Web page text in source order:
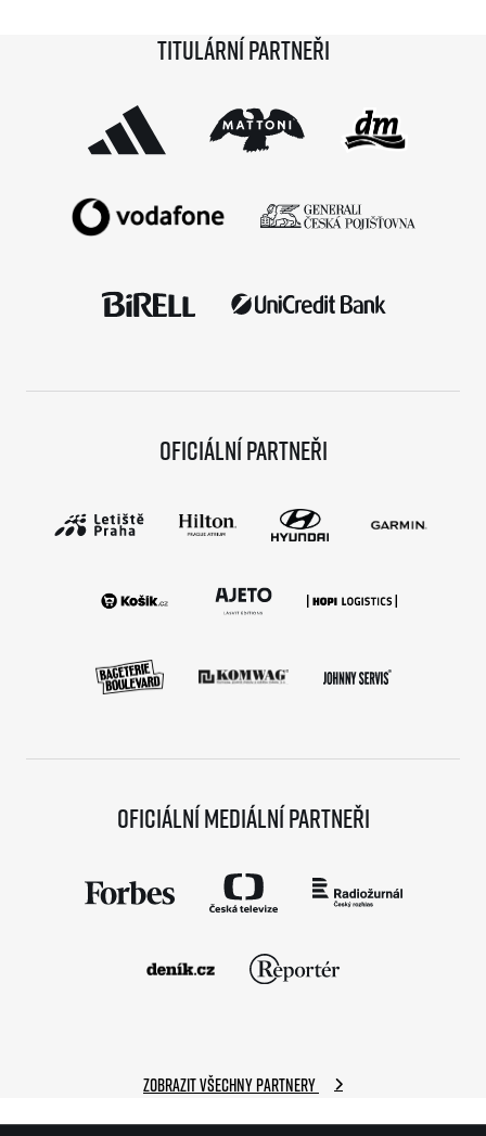
Titulární partneři
Oficiální partneři
Oficiální mediální partneři
Zobrazit všechny partnery